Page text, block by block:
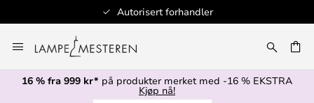
Autorisert forhandler
til
innhold
16 % fra 999 kr* på produkter merket med -16 % EKSTRA
Kjøp nå!